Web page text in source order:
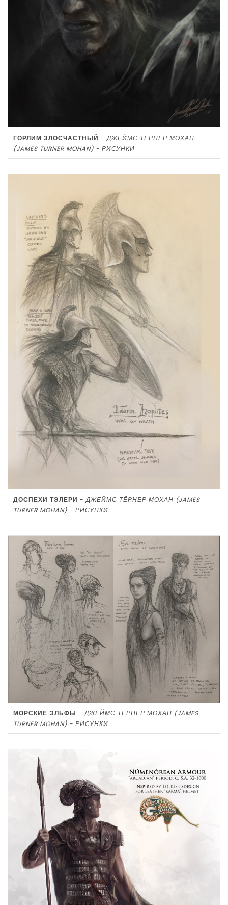
ГОРЛИМ ЗЛОСЧАСТНЫЙ -ДЖЕЙМС ТЁРНЕР МОХАН
(JAMES TURNER MOHAN) - РИСУНКИ
ДОСПЕХИ ТЭЛЕРИ -ДЖЕЙМС ТЁРНЕР МОХАН (JAMES
TURNER MOHAN) - РИСУНКИ
МОРСКИЕ ЭЛЬФЫ -ДЖЕЙМС ТЁРНЕР МОХАН (JAMES
TURNER MOHAN) - РИСУНКИ